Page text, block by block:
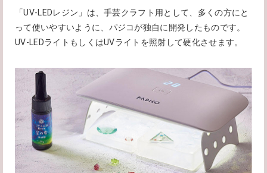
「UV-LEDレジン」は、手芸クラフト用として、多くの方にと
って使いやすいように、パジコが独自に開発したものです。
UV-LEDライトもしくはUVライトを照射して硬化させます。